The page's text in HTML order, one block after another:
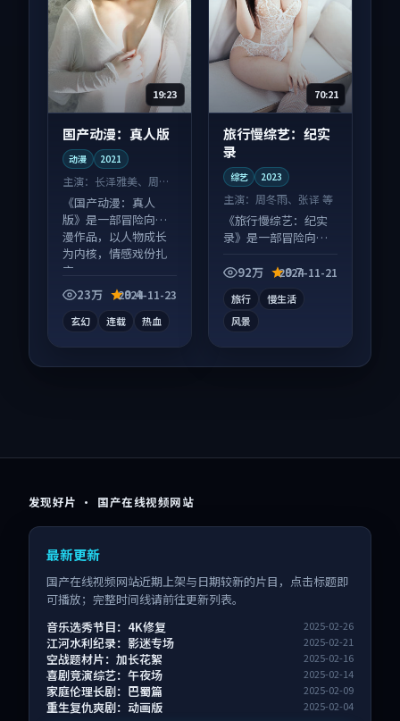
19:23
国产动漫：真人版
动漫 2021
主演： 长泽雅美、周迅
等
《国产动漫：真人
版》是一部冒险向动
漫作品，以人物成长
为内核，情感戏份扎
实。
23万
9.4
2024-11-23
玄幻 连载 热血
70:21
旅行慢综艺：纪实
录
综艺 2023
主演： 周冬雨、张译 等
《旅行慢综艺：纪实
录》是一部冒险向综
息量大，适合沉浸式
92万 9.7
2024-11-21
旅行
慢生活
风景
发现好片 · 国产在线视频网站
最新更新
国产在线视频网站近期上架与日期较新的片目，点击标题即
可播放；完整时间线请前往更新列表。
音乐选秀节目：4K修复
2025-02-26
江河水利纪录：影迷专场 2025-02-21
空战题材片：加长花絮 2025-02-16
喜剧竞演综艺：午夜场 2025-02-14
家庭伦理长剧：巴蜀篇 2025-02-09
重生复仇爽剧：动画版 2025-02-04